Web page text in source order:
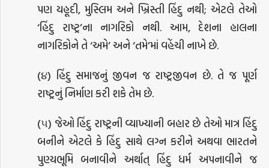
પણ યહૂદી, મુસ્લિમ અને ખ્રિસ્તી હિંદુ નથી; એટલે તેઓ
‘હિંદુ રાષ્ટ્ર’ના નાગરિકો નથી. આમ, દેશના હાલના
નાગરિકોને તે ‘અમે’ અને ‘તમે’માં વહેંચી નાખે છે.
(૪) હિંદુ સમાજનું જીવન જ રાષ્ટ્રજીવન છે. તે જ પૂર્ણ
રાષ્ટ્રનું નિર્માણ કરી શકે તેમ છે.
(૫) જેઓ હિંદુ રાષ્ટ્રની વ્યાખ્યાની બહાર છે તેઓ માત્ર હિંદુ
બનીને એટલે કે હિંદુ સાથે લગ્ન કરીને અથવા ભારતને
પુણ્યભૂમિ બનાવીને અર્થાત્ હિંદુ ધર્મ અપનાવીને જ